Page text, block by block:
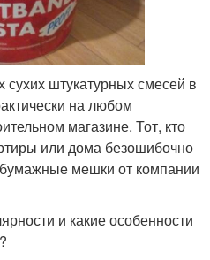
штукатурных смесей в
на любом
магазине. Тот, кто
или дома безошибочно
мешки от компании
и какие особенности